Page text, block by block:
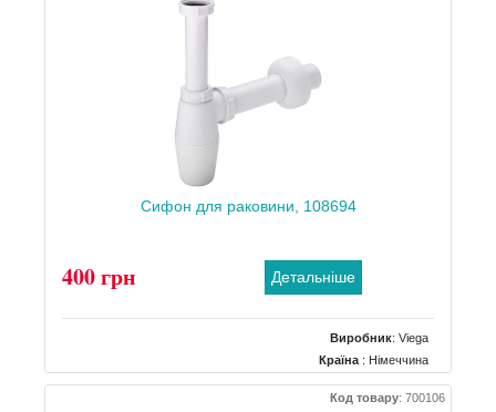
Сифон для раковини, 108694
400 грн Детальніше
Виробник: Viega
Країна : Німеччина
Тип: для раковини
Матеріал: пластик
Код товару: 700106